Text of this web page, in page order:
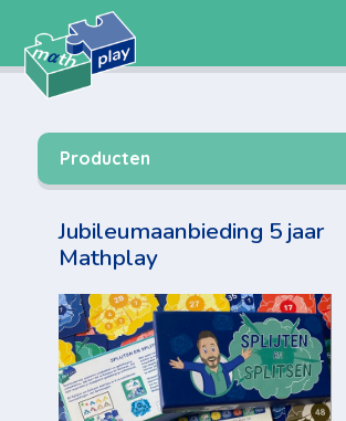
Producten
Jubileumaanbieding 5 jaar
Mathplay
4artikelen
€ 1234,68